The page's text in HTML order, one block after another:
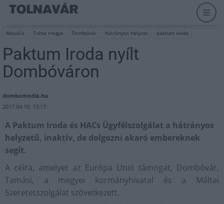
Aktuális Tolna megye Dombóvár hátrányos helyzet paktum iroda
Paktum Iroda nyílt
Dombóváron
dombomedia.hu
2017.04.10. 13:17
A Paktum Iroda és HACs Ügyfélszolgálat a hátrányos
helyzetű, inaktív, de dolgozni akaró embereknek
segít.
A célra, amelyet az Európa Unió támogat, Dombóvár,
Tamási, a megyei kormányhivatal és a Máltai
Szeretetszolgálat szövetkezett.